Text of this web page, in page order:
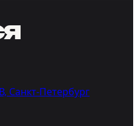
Санкт-Петербург